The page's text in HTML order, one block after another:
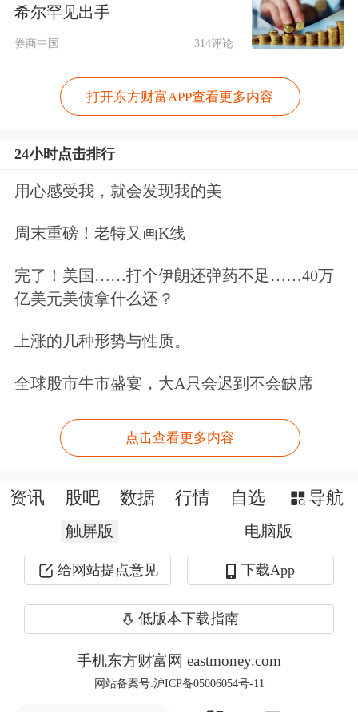
丹利中国BEST会议上，80%以上的投
资者表示有可能近期增加对中国股票的
敞口。
在12倍左右，
期也回归相对客观的水平且成分公司在
应对关税方面处于相对有利位置，中国
美银中国区行政总裁暨大中华地区固定
收益、货币及商品市场销售部主管王伟
以看出，越来越多的投资者正在寻找在
在寻找其他机会，低于上个月的26%，
还有10%的投资者已全面投资中国。”
她的另一个切身感受是在近期于深圳举
办的“中国投资峰会”上，她注意到一些
多投资者赞扬中国最近政策一致性和明
希尔罕见出手
券商中国 314评论
打开东方财富APP查看更多内容
24小时点击排行
用心感受我，就会发现我的美
周末重磅！老特又画K线
完了！美国……打个伊朗还弹药不足……40万
亿美元美债拿什么还？
上涨的几种形势与性质。
全球股市牛市盛宴，大A只会迟到不会缺席
点击查看更多内容
资讯 股吧 数据 行情 自选 导航
触屏版 电脑版
给网站提点意见 下载App
低版本下载指南
手机东方财富网 eastmoney.com
网站备案号:沪ICP备05006054号-11